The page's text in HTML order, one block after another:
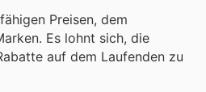
Preisen, dem
Es lohnt sich, die
auf dem Laufenden zu